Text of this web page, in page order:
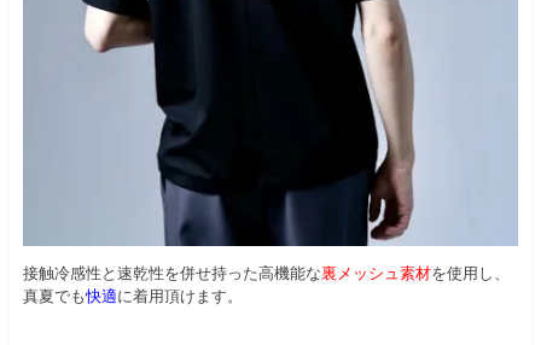
接触冷感性と速乾性を併せ持った高機能な裏メッシュ素材を使用し、
真夏でも快適に着用頂けます。